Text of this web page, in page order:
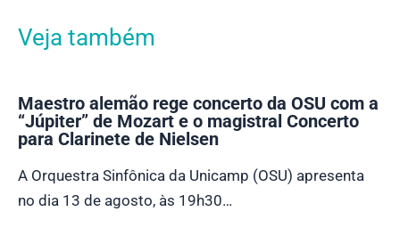
Veja também
Maestro alemão rege concerto da OSU com a
“Júpiter” de Mozart e o magistral Concerto
para Clarinete de Nielsen
A Orquestra Sinfônica da Unicamp (OSU) apresenta
no dia 13 de agosto, às 19h30…